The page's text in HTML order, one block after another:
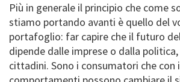
Più in generale il principio che come
stiamo portando avanti è quello del
portafoglio: far capire che il futuro
dipende dalle imprese o dalla
cittadini. Sono i consumatori che con